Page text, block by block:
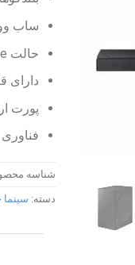
ساب
حالت Night Mode:
دارای
پورت
شناسه
دسته: سینما